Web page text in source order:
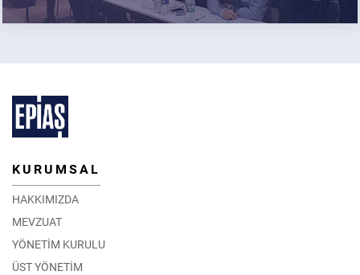
KURUMSAL
HAKKIMIZDA
MEVZUAT
YÖNETİM KURULU
ÜST YÖNETİM